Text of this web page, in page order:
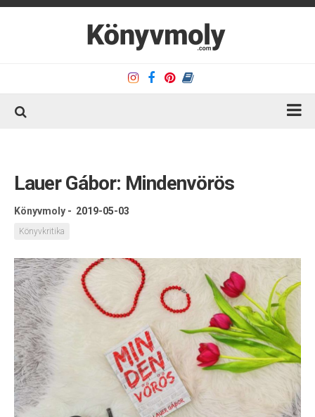
Könyvajánló
Kapcsolat
Könyveim
Rólam
Lauer Gábor: Mindenvörös
Könyvmoly - 2019-05-03
Könyvkritika